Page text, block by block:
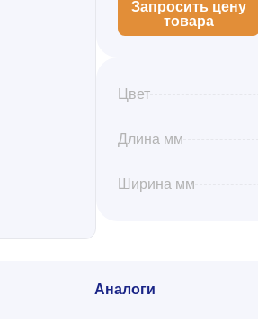
Запросить цену
товара
Цвет
Длина мм
Ширина мм
Аналоги